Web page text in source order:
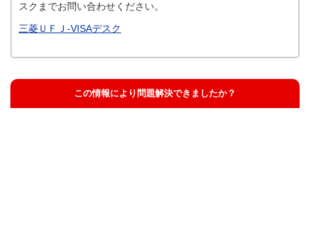
スクまでお問い合わせください。
三菱ＵＦＪ-VISAデスク
この情報により問題解決できましたか？